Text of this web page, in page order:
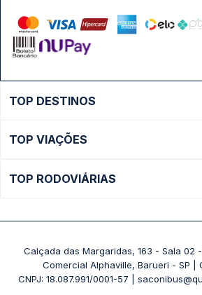
TOP DESTINOS
Ônibus São Paulo
TOP VIAÇÕES
Passagens Pássaro Marron
+ Viações
TOP RODOVIÁRIAS
Rodoviária Belo Horizonte - Gov. Israel
Rodoviária Curitiba
Calçada das Margaridas, 163 - Sala 02
Comercial Alphaville, Barueri - SP |
CNPJ: 18.087.991/0001-57 |